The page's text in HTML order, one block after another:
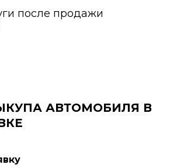
после продажи
АВТОМОБИЛЯ В